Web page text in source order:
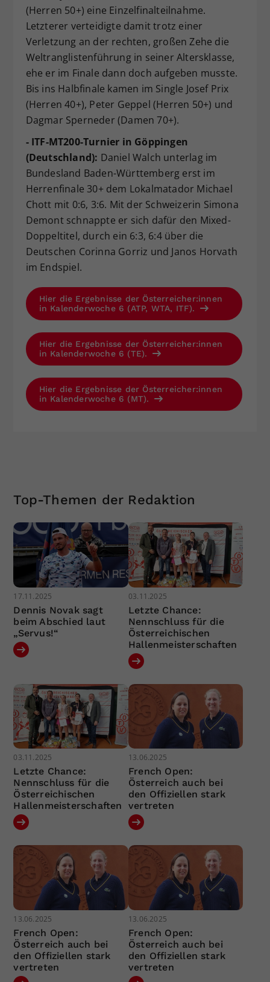
(Herren 50+) eine Einzelfinalteilnahme.
Letzterer verteidigte damit trotz einer
Verletzung an der rechten, großen Zehe die
Weltranglistenführung in seiner Altersklasse,
ehe er im Finale dann doch aufgeben musste.
Bis ins Halbfinale kamen im Single Josef Prix
(Herren 40+), Peter Geppel (Herren 50+) und
Dagmar Sperneder (Damen 70+).
- ITF-MT200-Turnier in Göppingen
(Deutschland): Daniel Walch unterlag im
Bundesland Baden-Württemberg erst im
Herrenfinale 30+ dem Lokalmatador Michael
Chott mit 0:6, 3:6. Mit der Schweizerin Simona
Demont schnappte er sich dafür den Mixed-
Doppeltitel, durch ein 6:3, 6:4 über die
Deutschen Corinna Gorriz und Janos Horvath
im Endspiel.
Hier die Ergebnisse der Österreicher:innen
in Kalenderwoche 6 (ATP, WTA, ITF).
Hier die Ergebnisse der Österreicher:innen
in Kalenderwoche 6 (TE).
Hier die Ergebnisse der Österreicher:innen
in Kalenderwoche 6 (MT).
Top-Themen der Redaktion
17.11.2025
Dennis Novak sagt
beim Abschied laut
„Servus!“
03.11.2025
Letzte Chance:
Nennschluss für die
Österreichischen
Hallenmeisterschaften
03.11.2025
Letzte Chance:
Nennschluss für die
Österreichischen
Hallenmeisterschaften
13.06.2025
French Open:
Österreich auch bei
den Offiziellen stark
vertreten
13.06.2025
French Open:
Österreich auch bei
den Offiziellen stark
vertreten
13.06.2025
French Open:
Österreich auch bei
den Offiziellen stark
vertreten